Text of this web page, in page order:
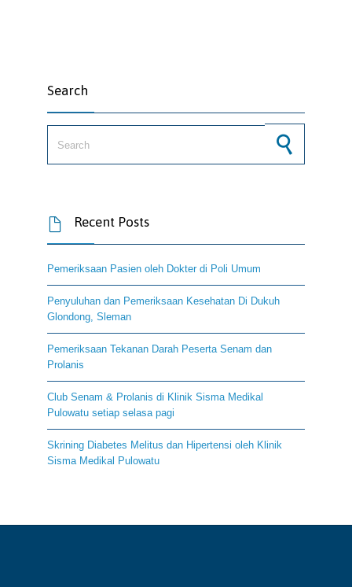
Search
 Recent Posts
Pemeriksaan Pasien oleh Dokter di Poli Umum
Penyuluhan dan Pemeriksaan Kesehatan Di Dukuh
Glondong, Sleman
Pemeriksaan Tekanan Darah Peserta Senam dan
Prolanis
Club Senam & Prolanis di Klinik Sisma Medikal
Pulowatu setiap selasa pagi
Skrining Diabetes Melitus dan Hipertensi oleh Klinik
Sisma Medikal Pulowatu